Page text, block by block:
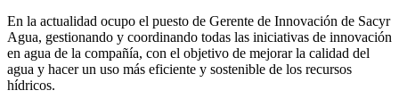
En la actualidad ocupo el puesto de Gerente de Innovación de Sacyr
Agua, gestionando y coordinando todas las iniciativas de innovación
en agua de la compañía, con el objetivo de mejorar la calidad del
agua y hacer un uso más eficiente y sostenible de los recursos
hídricos.